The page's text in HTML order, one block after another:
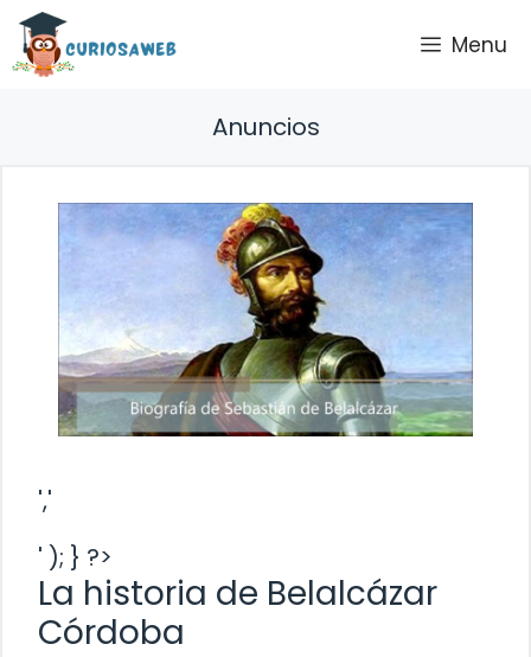
Saltar
contenido
Menu
Anuncios
','
' ); } ?>
La historia de Belalcázar
Córdoba